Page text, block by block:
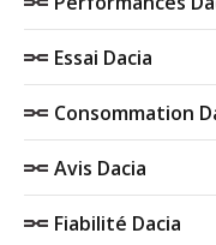
Essai Dacia
Consommation
Avis Dacia
Fiabilité Dacia